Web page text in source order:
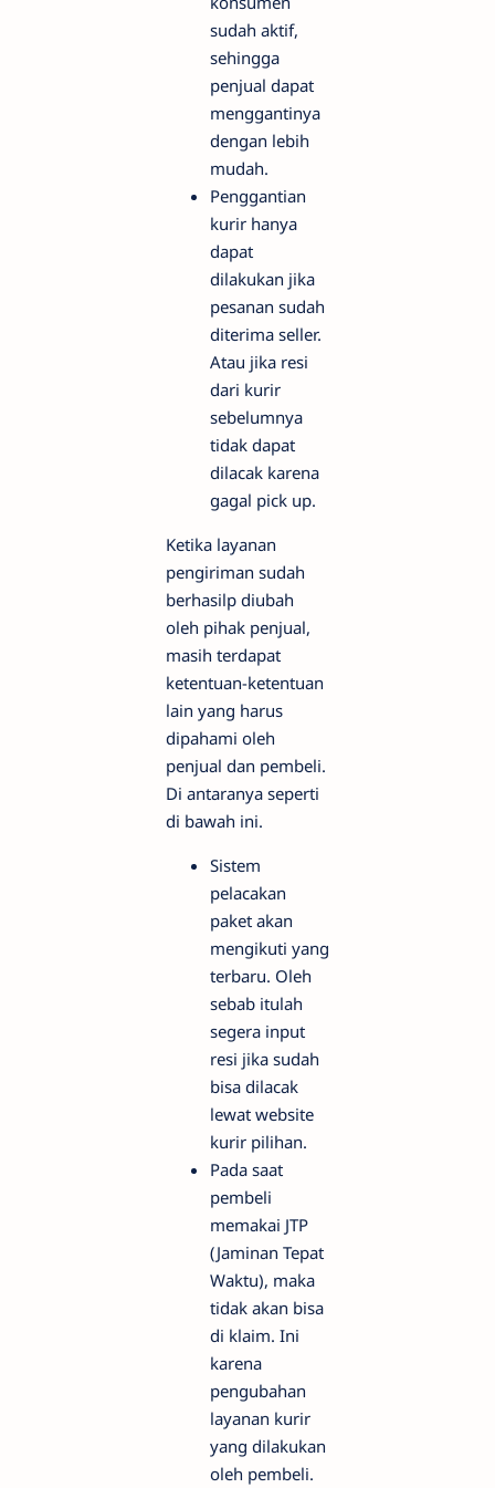
sudah aktif,
sehingga
penjual dapat
menggantinya
dengan lebih
mudah.
Penggantian
kurir hanya
dapat
dilakukan jika
pesanan sudah
diterima seller.
Atau jika resi
dari kurir
sebelumnya
tidak dapat
dilacak karena
gagal pick up.
Ketika layanan
pengiriman sudah
berhasilp diubah
oleh pihak penjual,
masih terdapat
ketentuan-ketentuan
lain yang harus
dipahami oleh
penjual dan pembeli.
Di antaranya seperti
di bawah ini.
Sistem
pelacakan
paket akan
mengikuti yang
terbaru. Oleh
sebab itulah
segera input
resi jika sudah
bisa dilacak
lewat website
kurir pilihan.
Pada saat
pembeli
memakai JTP
(Jaminan Tepat
Waktu), maka
tidak akan bisa
di klaim. Ini
karena
pengubahan
layanan kurir
yang dilakukan
oleh pembeli.